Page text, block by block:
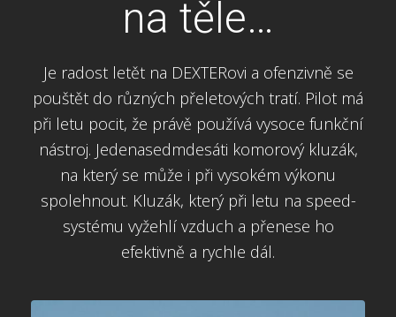
na těle…
Je radost letět na DEXTERovi a ofenzivně se
pouštět do různých přeletových tratí. Pilot má
při letu pocit, že právě používá vysoce funkční
nástroj. Jedenasedmdesáti komorový kluzák,
na který se může i při vysokém výkonu
spolehnout. Kluzák, který při letu na speed-
systému vyžehlí vzduch a přenese ho
efektivně a rychle dál.